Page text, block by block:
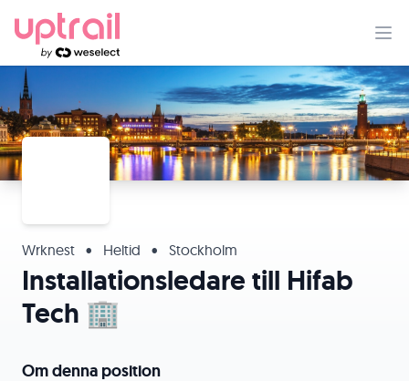
Wrknest • Heltid • Stockholm
Installationsledare till Hifab
Tech 🏢
Om denna position